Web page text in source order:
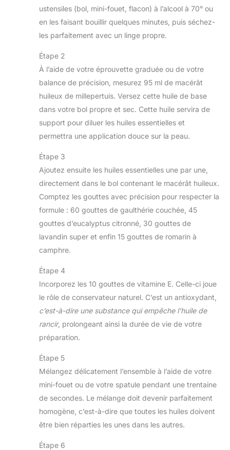
ustensiles (bol, mini-fouet, flacon) à l’alcool à 70° ou
en les faisant bouillir quelques minutes, puis séchez-
les parfaitement avec un linge propre.
Étape 2
À l’aide de votre éprouvette graduée ou de votre
balance de précision, mesurez 95 ml de macérât
huileux de millepertuis. Versez cette huile de base
dans votre bol propre et sec. Cette huile servira de
support pour diluer les huiles essentielles et
permettra une application douce sur la peau.
Étape 3
Ajoutez ensuite les huiles essentielles une par une,
directement dans le bol contenant le macérât huileux.
Comptez les gouttes avec précision pour respecter la
formule : 60 gouttes de gaulthérie couchée, 45
gouttes d’eucalyptus citronné, 30 gouttes de
lavandin super et enfin 15 gouttes de romarin à
camphre.
Étape 4
Incorporez les 10 gouttes de vitamine E. Celle-ci joue
le rôle de conservateur naturel. C’est un antioxydant,
c’est-à-dire une substance qui empêche l’huile de
rancir, prolongeant ainsi la durée de vie de votre
préparation.
Étape 5
Mélangez délicatement l’ensemble à l’aide de votre
mini-fouet ou de votre spatule pendant une trentaine
de secondes. Le mélange doit devenir parfaitement
homogène, c’est-à-dire que toutes les huiles doivent
être bien réparties les unes dans les autres.
Étape 6